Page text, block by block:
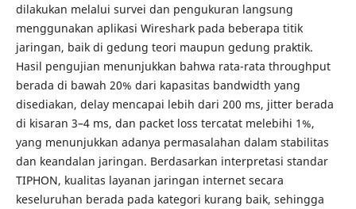
dilakukan melalui survei dan pengukuran langsung
menggunakan aplikasi Wireshark pada beberapa titik
jaringan, baik di gedung teori maupun gedung praktik.
Hasil pengujian menunjukkan bahwa rata-rata throughput
berada di bawah 20% dari kapasitas bandwidth yang
disediakan, delay mencapai lebih dari 200 ms, jitter berada
di kisaran 3–4 ms, dan packet loss tercatat melebihi 1%,
yang menunjukkan adanya permasalahan dalam stabilitas
dan keandalan jaringan. Berdasarkan interpretasi standar
TIPHON, kualitas layanan jaringan internet secara
keseluruhan berada pada kategori kurang baik, sehingga